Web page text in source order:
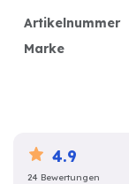
Artikelnummer
Marke
4.9
24 Bewertungen